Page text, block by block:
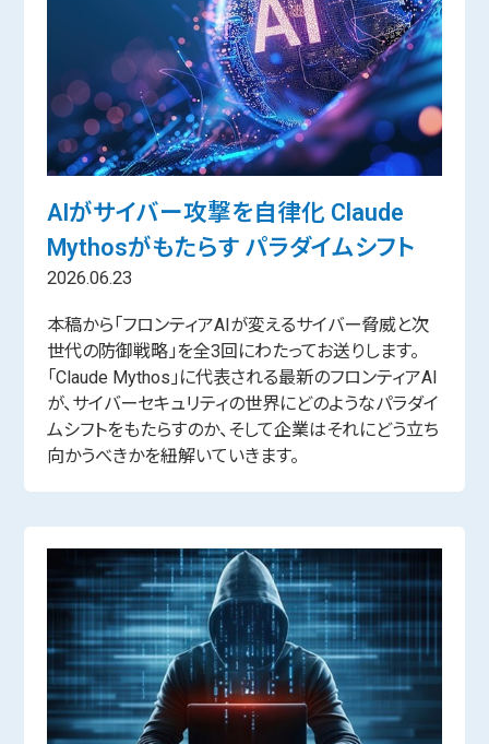
AIがサイバー攻撃を自律化 Claude
Mythosがもたらす パラダイムシフト
2026.06.23
本稿から「フロンティアAIが変えるサイバー脅威と次
世代の防御戦略」を全3回にわたってお送りします。
「Claude Mythos」に代表される最新のフロンティアAI
が、サイバーセキュリティの世界にどのようなパラダイ
ムシフトをもたらすのか、そして企業はそれにどう立ち
向かうべきかを紐解いていきます。